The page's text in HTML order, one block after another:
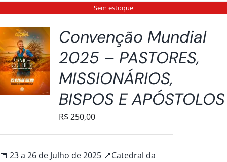
Sem estoque
Convenção Mundial
2025 – PASTORES,
MISSIONÁRIOS,
BISPOS E APÓSTOLOS
R$250,00
📅 23 a 26 de Julho de 2025 📍Catedral da